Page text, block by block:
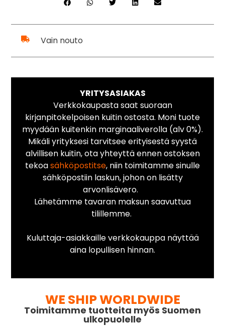
Vain nouto
YRITYSASIAKAS
Verkkokaupasta saat suoraan
kirjanpitokelpoisen kuitin ostosta. Moni tuote
myydään kuitenkin marginaaliverolla (alv 0%).
Mikäli yrityksesi tarvitsee erityisestä syystä
alvillisen kuitin, ota yhteyttä ennen ostoksen
tekoasähköpostitse, niin toimitamme sinulle
sähköpostiin laskun, johon on lisätty
arvonlisävero.
Lähetämme tavaran maksun saavuttua
tilillemme.
Kuluttaja-asiakkaille verkkokauppa näyttää
aina lopullisen hinnan.
WE SHIP WORLDWIDE
Toimitamme tuotteita myös Suomen
ulkopuolelle